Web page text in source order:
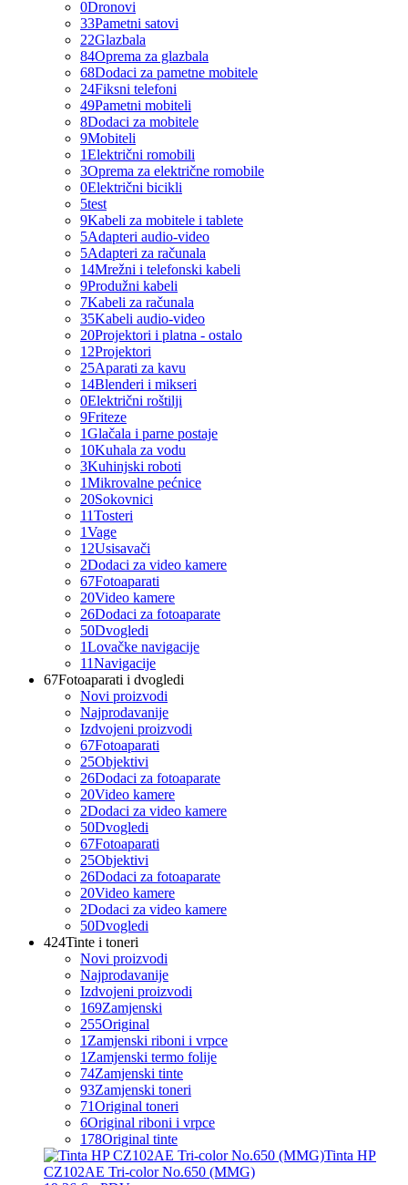
0Dronovi
33Pametni satovi
22Glazbala
84Oprema za glazbala
68Dodaci za pametne mobitele
24Fiksni telefoni
49Pametni mobiteli
8Dodaci za mobitele
9Mobiteli
1Električni romobili
3Oprema za električne romobile
0Električni bicikli
5test
9Kabeli za mobitele i tablete
5Adapteri audio-video
5Adapteri za računala
14Mrežni i telefonski kabeli
9Produžni kabeli
7Kabeli za računala
35Kabeli audio-video
20Projektori i platna - ostalo
12Projektori
25Aparati za kavu
14Blenderi i mikseri
0Električni roštilji
9Friteze
1Glačala i parne postaje
10Kuhala za vodu
3Kuhinjski roboti
1Mikrovalne pećnice
20Sokovnici
11Tosteri
1Vage
12Usisavači
2Dodaci za video kamere
67Fotoaparati
20Video kamere
26Dodaci za fotoaparate
50Dvogledi
1Lovačke navigacije
11Navigacije
67Fotoaparati i dvogledi
Novi proizvodi
Najprodavanije
Izdvojeni proizvodi
67Fotoaparati
25Objektivi
26Dodaci za fotoaparate
20Video kamere
2Dodaci za video kamere
50Dvogledi
67Fotoaparati
25Objektivi
26Dodaci za fotoaparate
20Video kamere
2Dodaci za video kamere
50Dvogledi
424Tinte i toneri
Novi proizvodi
Najprodavanije
Izdvojeni proizvodi
169Zamjenski
255Original
1 Zamjenski riboni i vrpce
1 Zamjenski termo folije
74Zamjenski tinte
93Zamjenski toneri
71Original toneri
6Original riboni i vrpce
178Original tinte
Tinta HP
CZ102AE Tri-color No.650 (MMG)